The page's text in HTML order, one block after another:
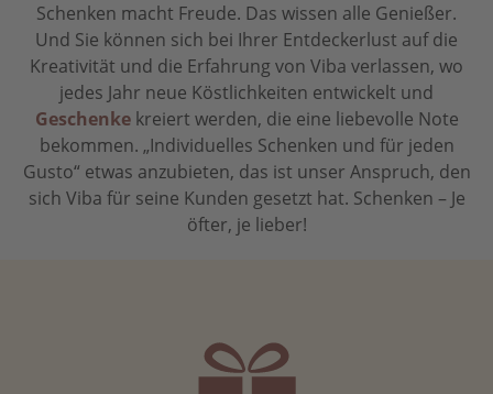
Schenken macht Freude. Das wissen alle Genießer.
Und Sie können sich bei Ihrer Entdeckerlust auf die
Kreativität und die Erfahrung von Viba verlassen, wo
jedes Jahr neue Köstlichkeiten entwickelt und
Geschenkekreiert werden, die eine liebevolle Note
bekommen. „Individuelles Schenken und für jeden
Gusto“ etwas anzubieten, das ist unser Anspruch, den
sich Viba für seine Kunden gesetzt hat. Schenken – Je
öfter, je lieber!